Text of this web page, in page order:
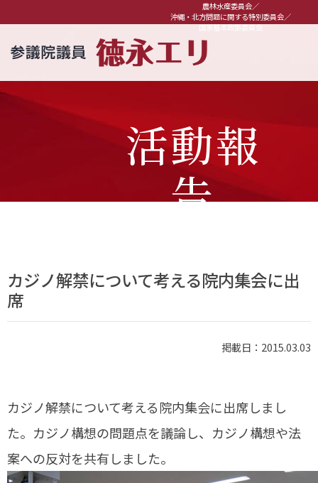
農林水産委員会／
沖縄・北方問題に関する特別委員会／
国家基本政策委員会
活動報
告
カジノ解禁について考える院内集会に出
席
掲載日：2015.03.03
カジノ解禁について考える院内集会に出席しまし
た。カジノ構想の問題点を議論し、カジノ構想や法
案への反対を共有しました。